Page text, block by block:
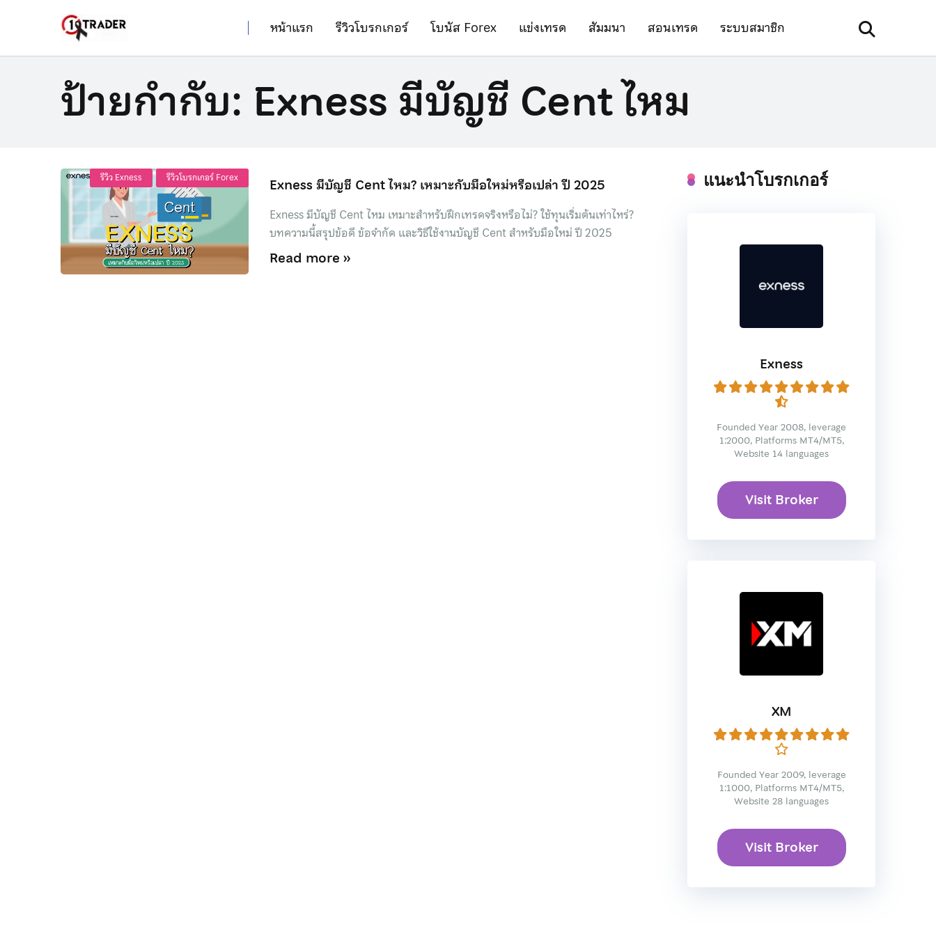
หน้าแรก รีวิวโบรกเกอร์ โบนัส Forex แข่งเทรด สัมมนา สอนเทรด ระบบสมาชิก
ป้ายกำกับ: Exness มีบัญชี Cent ไหม
รีวิว Exness รีวิวโบรกเกอร์ Forex Exness มีบัญชี Cent ไหม? เหมาะกับมือใหม่หรือเปล่า ปี 2025
Exness มีบัญชี Cent ไหม เหมาะสำหรับฝึกเทรดจริงหรือไม่? ใช้ทุนเริ่มต้นเท่าไหร่?
บทความนี้สรุปข้อดี ข้อจำกัด และวิธีใช้งานบัญชี Cent สำหรับมือใหม่ ปี 2025
Read more »
แนะนำโบรกเกอร์
Exness
Founded Year 2008, leverage
1:2000, Platforms MT4/MT5,
Website 14 languages
Visit Broker
XM
Founded Year 2009, leverage
1:1000, Platforms MT4/MT5,
Website 28 languages
Visit Broker